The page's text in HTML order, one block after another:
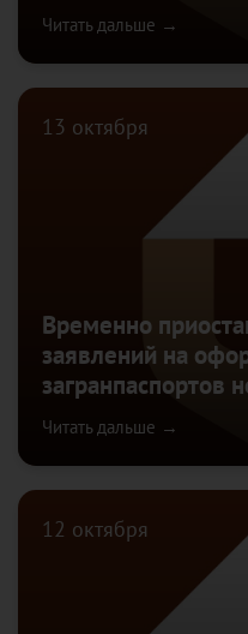
Читать дальше →
13 октября
Временно
заявлений на
загранпаспортов
Читать дальше →
12 октября